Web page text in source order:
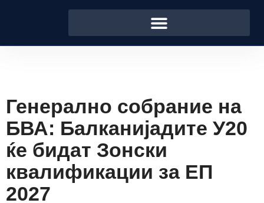
Генерално собрание на
БВА: Балканијадите У20
ќе бидат Зонски
квалификации за ЕП
2027